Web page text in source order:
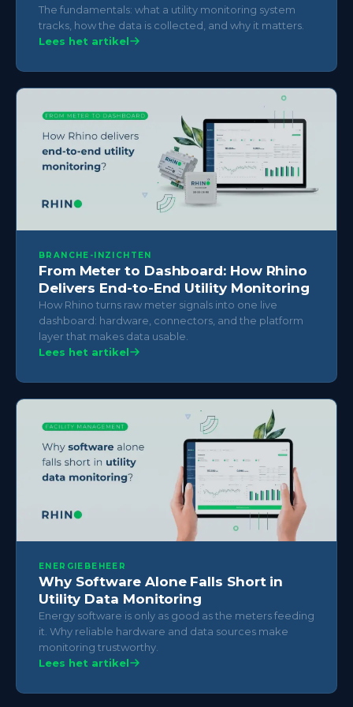
The fundamentals: what a utility monitoring system
tracks, how the data is collected, and why it matters.
Lees het artikel
BRANCHE-INZICHTEN
From Meter to Dashboard: How Rhino
Delivers End-to-End Utility Monitoring
How Rhino turns raw meter signals into one live
dashboard: hardware, connectors, and the platform
layer that makes data usable.
Lees het artikel
ENERGIEBEHEER
Why Software Alone Falls Short in
Utility Data Monitoring
Energy software is only as good as the meters feeding
it. Why reliable hardware and data sources make
monitoring trustworthy.
Lees het artikel